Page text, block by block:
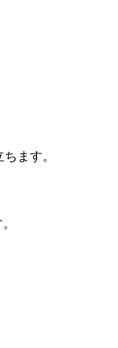
ます。